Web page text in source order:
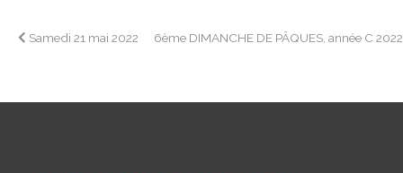
Navigation
Samedi 21 mai 2022 6ème DIMANCHE DE PÂQUES, année C